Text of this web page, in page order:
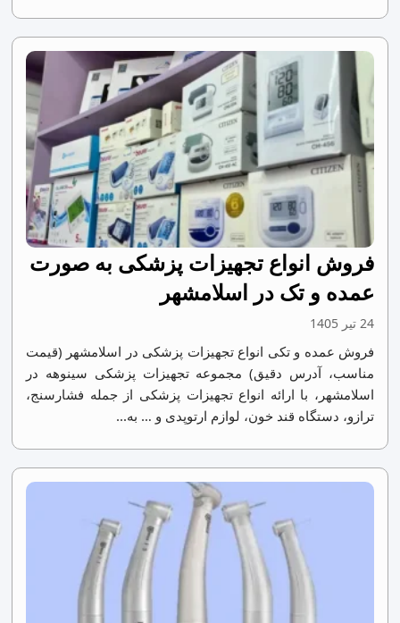
فروش انواع تجهیزات پزشکی به صورت
عمده و تک در اسلامشهر
24 تیر 1405
فروش عمده و تکی انواع تجهیزات پزشکی در اسلامشهر (قیمت
مناسب، آدرس دقیق) مجموعه تجهیزات پزشکی سینوهه در
اسلامشهر، با ارائه انواع تجهیزات پزشکی از جمله فشارسنج،
ترازو، دستگاه قند خون، لوازم ارتوپدی و … به...